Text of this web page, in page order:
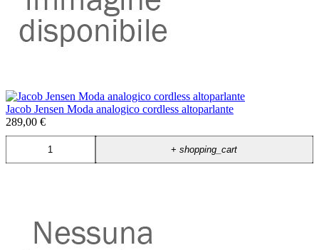
Jacob Jensen Moda analogico cordless altoparlante
289,00 €
+shopping_cart